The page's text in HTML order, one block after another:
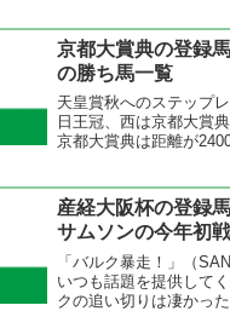
すと言ったところか。
収得賞金１位の馬を出
京都大賞典の登録
の勝ち馬一覧
天皇賞秋へのステップ
日王冠、西は京都大賞
京都大賞典は距離が
とサンデーサイレンス
事が分かる。京都芝2...
産経大阪杯の登録
サムソンの今年初戦
「バルク暴走！」（
いつも話題を提供して
クの追い切りは凄かった